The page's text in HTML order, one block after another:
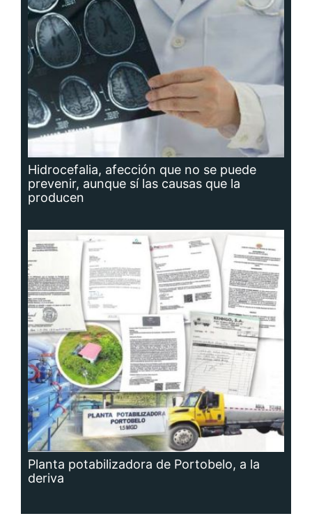
Hidrocefalia, afección que no se puede
prevenir, aunque sí las causas que la
producen
Planta potabilizadora de Portobelo, a la
deriva